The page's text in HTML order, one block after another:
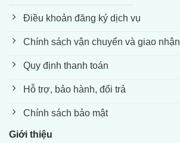
Điều khoản đăng ký dịch vụ
Chính sách vận chuyển và giao nhận
Quy định thanh toán
Hỗ trợ, bảo hành, đổi trả
Chính sách bảo mật
Giới thiệu